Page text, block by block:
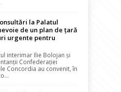
la Palatul
de un plan de țară
urgente pentru
interimar Ilie Bolojan și
Confederației
Concordia au convenit, în